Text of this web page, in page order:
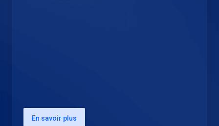
En savoir plus